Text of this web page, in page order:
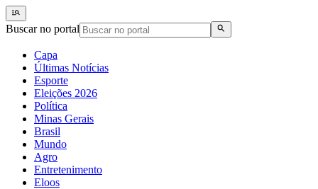
Buscar no portal
Capa
Últimas Notícias
Esporte
Eleições 2026
Política
Minas Gerais
Brasil
Mundo
Agro
Entretenimento
Eloos